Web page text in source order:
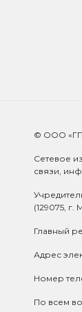
© ООО
Сетевое
связи,
(129075,
Главный
Адрес
Номер
По всем